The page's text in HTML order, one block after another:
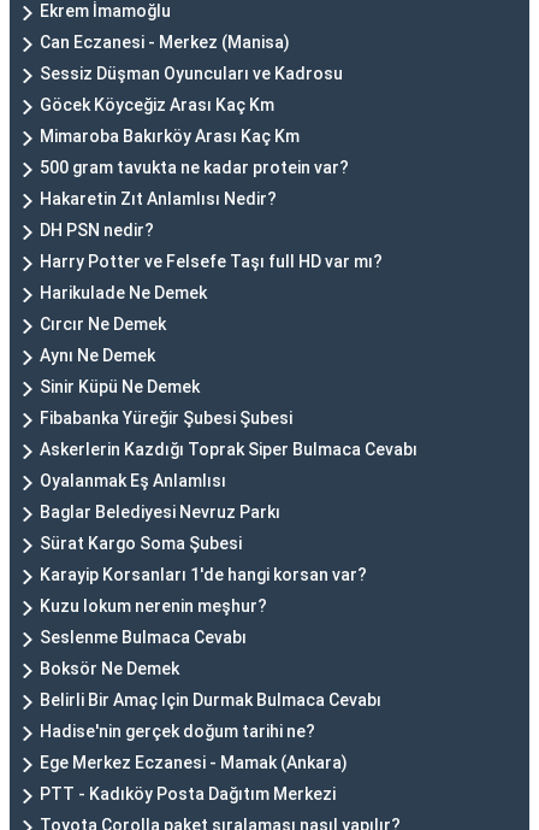
Ekrem İmamoğlu
Can Eczanesi - Merkez (Manisa)
Sessiz Düşman Oyuncuları ve Kadrosu
Göcek Köyceğiz Arası Kaç Km
Mimaroba Bakırköy Arası Kaç Km
500 gram tavukta ne kadar protein var?
Hakaretin Zıt Anlamlısı Nedir?
DH PSN nedir?
Harry Potter ve Felsefe Taşı full HD var mı?
Harikulade Ne Demek
Cırcır Ne Demek
Aynı Ne Demek
Sinir Küpü Ne Demek
Fibabanka Yüreğir Şubesi Şubesi
Askerlerin Kazdığı Toprak Siper Bulmaca Cevabı
Oyalanmak Eş Anlamlısı
Baglar Belediyesi Nevruz Parkı
Sürat Kargo Soma Şubesi
Karayip Korsanları 1'de hangi korsan var?
Kuzu lokum nerenin meşhur?
Seslenme Bulmaca Cevabı
Boksör Ne Demek
Belirli Bir Amaç Için Durmak Bulmaca Cevabı
Hadise'nin gerçek doğum tarihi ne?
Ege Merkez Eczanesi - Mamak (Ankara)
PTT - Kadıköy Posta Dağıtım Merkezi
Toyota Corolla paket sıralaması nasıl yapılır?